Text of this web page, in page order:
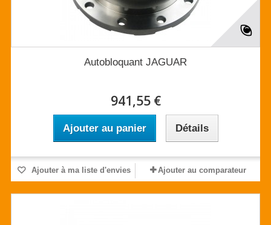
Autobloquant JAGUAR
941,55 €
Ajouter au panier Détails
Ajouter à ma liste d'envies Ajouter au comparateur